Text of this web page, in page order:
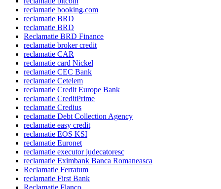
reclamatie booking.com
reclamatie BRD
reclamatie BRD
Reclamatie BRD Finance
reclamatie broker credit
reclamatie CAR
reclamatie card Nickel
reclamatie CEC Bank
reclamatie Cetelem
reclamatie Credit Europe Bank
reclamatie CreditPrime
reclamatie Credius
reclamatie Debt Collection Agency
reclamatie easy credit
reclamatie EOS KSI
reclamatie Euronet
reclamatie executor judecatoresc
reclamatie Eximbank Banca Romaneasca
Reclamatie Ferratum
reclamatie First Bank